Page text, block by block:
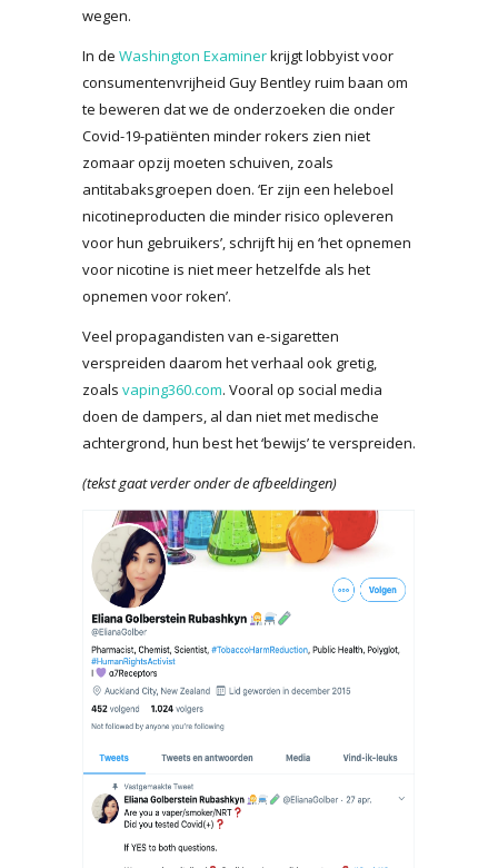
wegen.
In de Washington Examinerkrijgt lobbyist voor
consumentenvrijheid Guy Bentley ruim baan om
te beweren dat we de onderzoeken die onder
Covid-19-patiënten minder rokers zien niet
zomaar opzij moeten schuiven, zoals
antitabaksgroepen doen. ‘Er zijn een heleboel
nicotineproducten die minder risico opleveren
voor hun gebruikers’, schrijft hij en ‘het opnemen
voor nicotine is niet meer hetzelfde als het
opnemen voor roken’.
Veel propagandisten van e-sigaretten
verspreiden daarom het verhaal ook gretig,
zoals vaping360.com. Vooral op social media
doen de dampers, al dan niet met medische
achtergrond, hun best het ‘bewijs’ te verspreiden.
(tekst gaat verder onder de afbeeldingen)